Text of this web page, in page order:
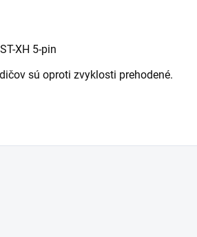
XH 5-pin
sú oproti zvyklosti prehodené.